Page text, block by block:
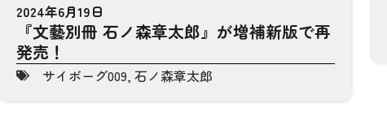
2024年6月19日
『文藝別冊 石ノ森章太郎』が増補新版で再
発売！
サイボーグ009, 石ノ森章太郎